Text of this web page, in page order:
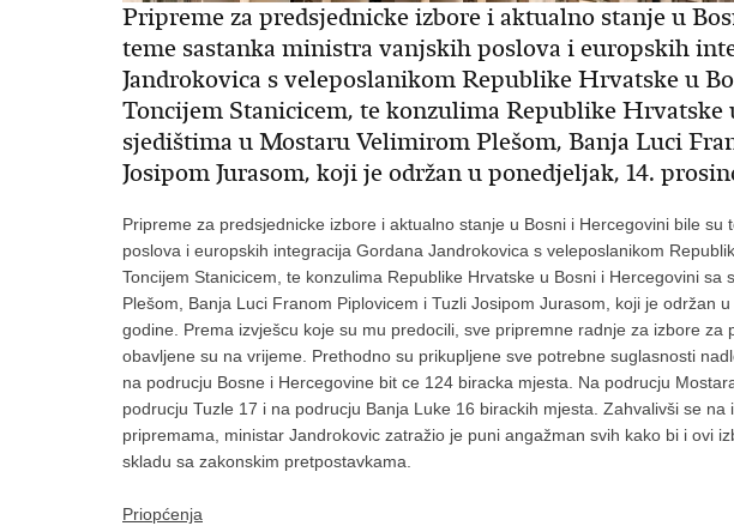
Pripreme za predsjednicke izbore i aktualno stanje u
teme sastanka ministra vanjskih poslova i europskih
Jandrokovica s veleposlanikom Republike Hrvatske u
Toncijem Stanicicem, te konzulima Republike Hrvatske
sjedištima u Mostaru Velimirom Plešom, Banja Luci
Josipom Jurasom, koji je održan u ponedjeljak, 14.
Pripreme za predsjednicke izbore i aktualno stanje u Bosni i Hercegovini bile su
poslova i europskih integracija Gordana Jandrokovica s veleposlanikom
Toncijem Stanicicem, te konzulima Republike Hrvatske u Bosni i Hercegovini sa
Plešom, Banja Luci Franom Piplovicem i Tuzli Josipom Jurasom, koji je održan
godine. Prema izvješcu koje su mu predocili, sve pripremne radnje za izbore za
obavljene su na vrijeme. Prethodno su prikupljene sve potrebne suglasnosti
na podrucju Bosne i Hercegovine bit ce 124 biracka mjesta. Na podrucju
podrucju Tuzle 17 i na podrucju Banja Luke 16 birackih mjesta. Zahvalivši se na
pripremama, ministar Jandrokovic zatražio je puni angažman svih kako bi i ovi
skladu sa zakonskim pretpostavkama.
Priopćenja